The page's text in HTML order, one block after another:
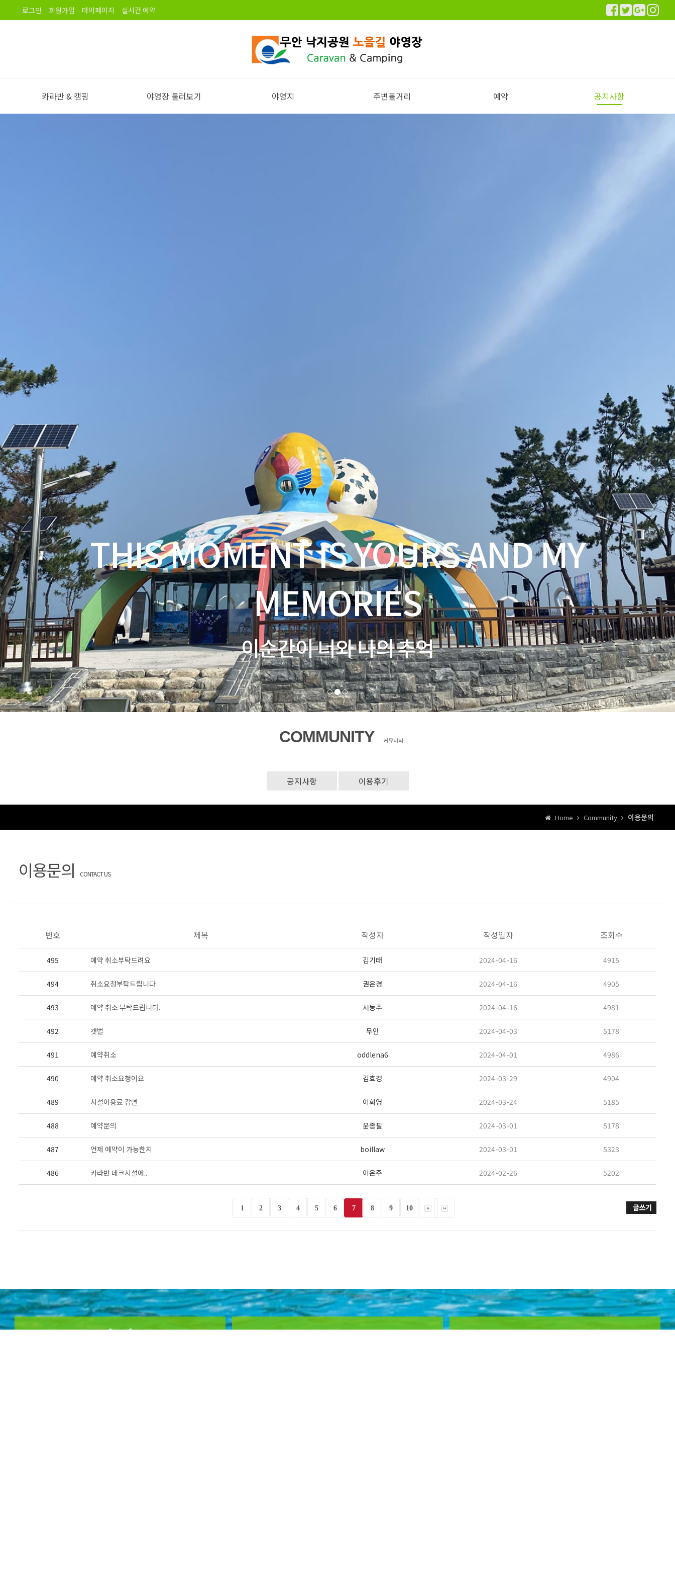
로그인 회원가입 마이페이지 실시간 예약
카라반 & 캠핑 야영장 둘러보기 야영지 주변볼거리 예약 공지사항
COMMUNITY 커뮤니티
공지사항 이용후기
Home Community 이용문의
이용문의 CONTACT US
번호 제목 작성자 작성일자 조회수
495 예약 취소부탁드려요 김기태 2024-04-16 4915
494 취소요청부탁드립니다 권은경 2024-04-16 4905
493 예약 취소 부탁드립니다. 서동주 2024-04-16 4981
492 갯벌 무안 2024-04-03 5178
491 예약취소 oddlena6 2024-04-01 4986
490 예약 취소요청이요 김효경 2024-03-29 4904
489 시설이용료 감면 이화영 2024-03-24 5185
488 예약문의 윤종필 2024-03-01 5178
487 언제 예약이 가능한지 boillaw 2024-03-01 5323
486 카라반 데크시설에.. 이은주 2024-02-26 5202
1 2 3 4 5 6 7 8 9 10